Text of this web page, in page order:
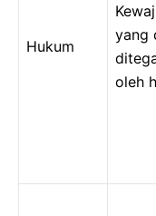
Hukum
yang
oleh